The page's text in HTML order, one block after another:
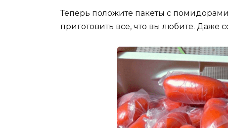
Теперь положите пакеты с
приготовить все, что вы любите. Даже